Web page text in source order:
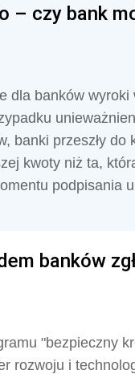
– czy bank
dla banków
banki przeszły do
kwoty niż ta,
podpisania
banków
"bezpieczny
rozwoju i